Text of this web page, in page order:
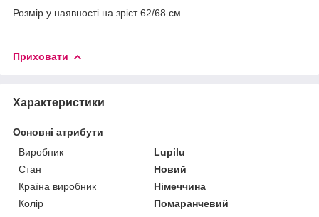
Розмір у наявності на зріст 62/68 см.
Приховати
Характеристики
Основні атрибути
Виробник
Lupilu
Стан
Новий
Країна виробник
Німеччина
Колір
Помаранчевий